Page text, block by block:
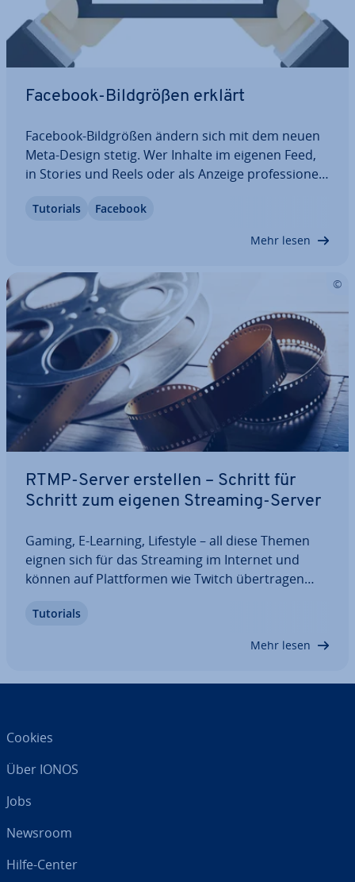
Facebook-Bild­grö­ßen erklärt
Facebook-Bild­grö­ßen ändern sich mit dem neuen
Meta-Design stetig. Wer Inhalte im eigenen Feed,
in Stories und Reels oder als Anzeige pro­fes­sio­nell
Upload-Größen statt auf starre Pi­xel­wer­te setzen.
Tutorials Facebook
Mehr lesen
RTMP-Server erstellen – Schritt für
Schritt zum eigenen Streaming-Server
Gaming, E-Learning, Lifestyle – all diese Themen
eignen sich für das Streaming im Internet und
können auf Platt­for­men wie Twitch über­tra­gen
eigenen RTMP-Server behalten Sie die volle
Tutorials
Mehr lesen
Cookies
Über IONOS
Jobs
Newsroom
Hilfe-Center